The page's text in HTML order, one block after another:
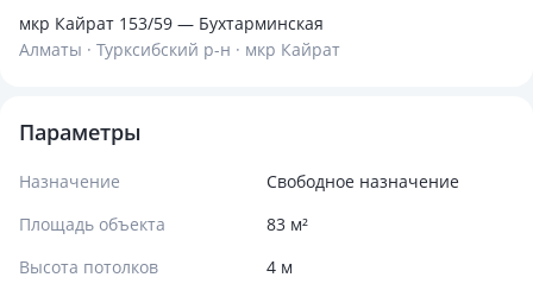
мкр Кайрат 153/59 — Бухтарминская
Алматы · Турксибский р-н · мкр Кайрат
Параметры
Назначение
Свободное назначение
Площадь объекта
83 м²
Высота потолков
4 м